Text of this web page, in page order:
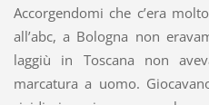
Accorgendomi che c’era
all’abc, a Bologna non
laggiù in Toscana non
marcatura a uomo.